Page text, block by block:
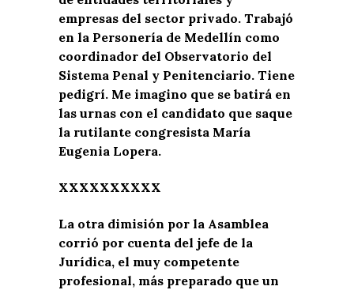
empresas del sector privado. Trabajó
en la Personería de Medellín como
coordinador del Observatorio del
Sistema Penal y Penitenciario. Tiene
pedigrí. Me imagino que se batirá en
las urnas con el candidato que saque
la rutilante congresista María
Eugenia Lopera.
XXXXXXXXXX
La otra dimisión por la Asamblea
corrió por cuenta del jefe de la
Jurídica, el muy competente
profesional, más preparado que un